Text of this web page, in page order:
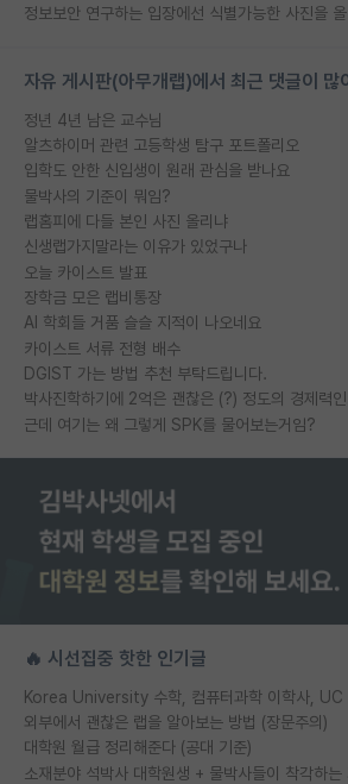
자유 게시판(아무개랩)에서 최근 댓글이 많
정년 4년 남은 교수님
알츠하이머 관련 고등학생 탐구 포트폴리오
입학도 안한 신입생이 원래 관심을 받나요
물박사의 기준이 뭐임?
랩홈피에 다들 본인 사진 올리냐
신생랩가지말라는 이유가 있었구나
오늘 카이스트 발표
장학금 모은 랩비통장
AI 학회들 거품 슬슬 지적이 나오네요
카이스트 서류 전형 배수
DGIST 가는 방법 추천 부탁드립니다.
근데 여기는 왜 그렇게 SPK를 물어보는거임?
🔥 시선집중 핫한 인기글
외부에서 괜찮은 랩을 알아보는 방법 (장문주의)
대학원 월급 정리해준다 (공대 기준)
소재분야 석박사 대학원생 + 물박사들이 착각하는